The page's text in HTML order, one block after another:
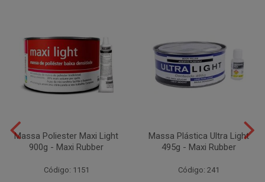
Massa Poliester Maxi Light
900g - Maxi Rubber
Código: 1151
Massa Plástica Ultra Light
495g - Maxi Rubber
Código: 241